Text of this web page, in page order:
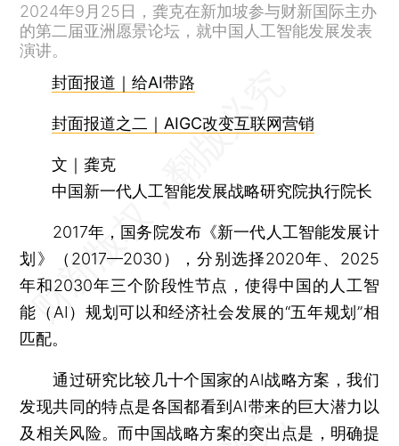
2024年9月25日，龚克在新加坡参与财新国际主办
的第二届亚洲愿景论坛，就中国人工智能发展发表
演讲。
封面报道｜给AI带路
封面报道之二｜AIGC改变互联网营销
文｜龚克
中国新一代人工智能发展战略研究院执行院长
2017年，国务院发布《新一代人工智能发展计
划》（2017—2030），分别选择2020年、2025
年和2030年三个阶段性节点，使得中国的人工智
能（AI）规划可以和经济社会发展的“五年规划”相
匹配。
通过研究比较几十个国家的AI战略方案，我们
发现共同的特点是各国都看到AI带来的巨大潜力以
及相关风险。而中国战略方案的突出点是，明确提